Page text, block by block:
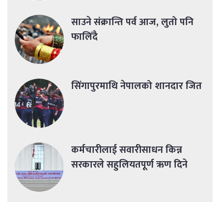
साउने संक्रान्ति पर्व आज, लुतो पनि
फालिँदै
सिंगापुरमाथि नेपालको शानदार जित
कर्मचारीलाई सवारीसाधन किन्न
सरकारले सहुलियतपूर्ण ऋण दिने